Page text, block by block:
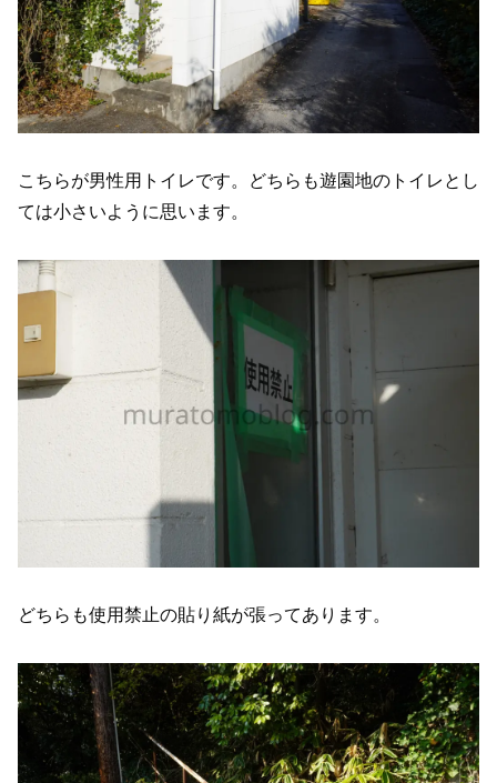
こちらが男性用トイレです。どちらも遊園地のトイレとし
ては小さいように思います。
どちらも使用禁止の貼り紙が張ってあります。